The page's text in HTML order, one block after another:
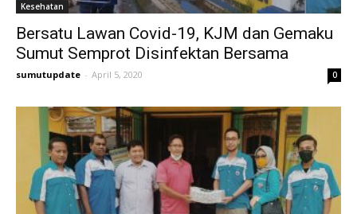
Kesehatan
Bersatu Lawan Covid-19, KJM dan Gemaku
Sumut Semprot Disinfektan Bersama
sumutupdate - April 5, 2020 0